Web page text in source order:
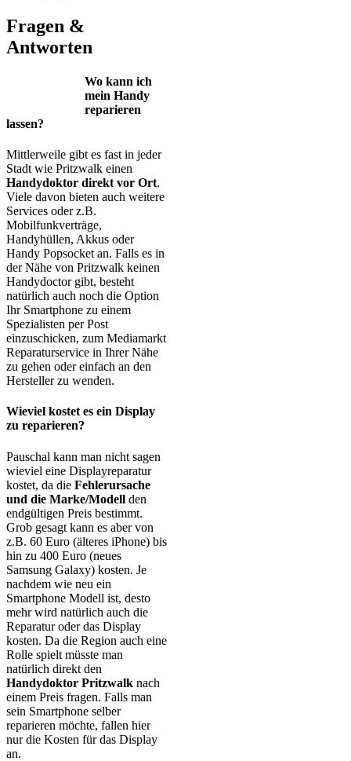
Fragen &
Antworten
Wo kann ich
mein Handy
reparieren
lassen?
Mittlerweile gibt es fast in jeder
Stadt wie Pritzwalk einen
Handydoktor direkt vor Ort.
Viele davon bieten auch weitere
Services oder z.B.
Mobilfunkverträge,
Handyhüllen, Akkus oder
Handy Popsocket an. Falls es in
der Nähe von Pritzwalk keinen
Handydoctor gibt, besteht
natürlich auch noch die Option
Ihr Smartphone zu einem
Spezialisten per Post
einzuschicken, zum Mediamarkt
Reparaturservice in Ihrer Nähe
zu gehen oder einfach an den
Hersteller zu wenden.
Wieviel kostet es ein Display
zu reparieren?
Pauschal kann man nicht sagen
wieviel eine Displayreparatur
kostet, da die Fehlerursache
und die Marke/Modell den
endgültigen Preis bestimmt.
Grob gesagt kann es aber von
z.B. 60 Euro (älteres iPhone) bis
hin zu 400 Euro (neues
Samsung Galaxy) kosten. Je
nachdem wie neu ein
Smartphone Modell ist, desto
mehr wird natürlich auch die
Reparatur oder das Display
kosten. Da die Region auch eine
Rolle spielt müsste man
natürlich direkt den
Handydoktor Pritzwalk nach
einem Preis fragen. Falls man
sein Smartphone selber
reparieren möchte, fallen hier
nur die Kosten für das Display
an.